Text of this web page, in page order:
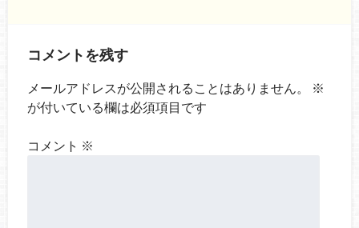
コメントを残す
メールアドレスが公開されることはありません。
※
が付いている欄は必須項目です
コメント ※